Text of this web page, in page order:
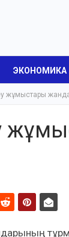
ЭКОНОМИКА
жұмыстары